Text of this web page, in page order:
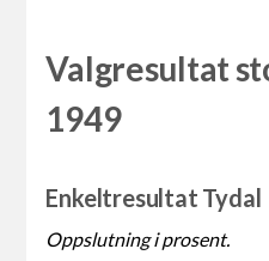
Valgresultat
1949
Enkeltresultat Tydal
Oppslutning i prosent.